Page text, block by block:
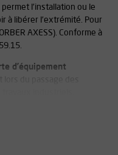
l’installation ou le
à libérer l’extrémité. Pour
AXESS). Conforme à
d’équipement
et applications
ou gelées).